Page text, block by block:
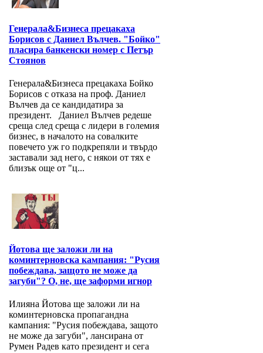
Генерала&Бизнеса прецакаха
Борисов с Даниел Вълчев. "Бойко"
пласира банкенски номер с Петър
Стоянов
Генерала&Бизнеса прецакаха Бойко
Борисов с отказа на проф. Даниел
Вълчев да се кандидатира за
президент. Даниел Вълчев редеше
среща след среща с лидери в големия
бизнес, в началото на совалките
повечето уж го подкрепяли и твърдо
заставали зад него, с някои от тях е
близък още от "ц...
Йотова ще заложи ли на
коминтерновска кампания: "Русия
побеждава, защото не може да
загуби"? О, не, ще заформи игнор
Илияна Йотова ще заложи ли на
коминтерновска пропагандна
кампания: "Русия побеждава, защото
не може да загуби", лансирана от
Румен Радев като президент и сега